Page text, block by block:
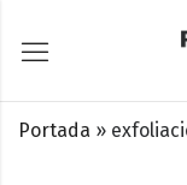
Portada »